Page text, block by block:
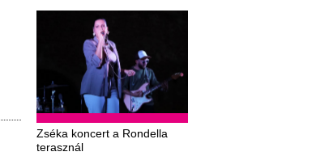
Zséka koncert a Rondella
terasznál